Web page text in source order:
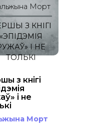
Морт
З КНІГІ
«ЭПІДЭМІЯ
І НЕ
ТОЛЬКІ
з кнігі
і не
Морт